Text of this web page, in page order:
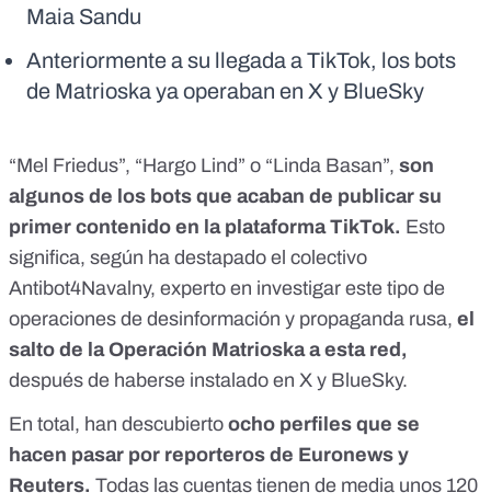
Maia Sandu
Anteriormente a su llegada a TikTok, los bots
de Matrioska ya operaban en X y BlueSky
“Mel Friedus”, “Hargo Lind” o “Linda Basan”, son
algunos de los bots que acaban de publicar su
primer contenido en la plataforma TikTok. Esto
significa, según ha destapado el colectivo
Antibot4Navalny, experto en investigar este tipo de
operaciones de desinformación y propaganda rusa, el
salto de laOperación Matrioskaa esta red,
después de haberse instalado en X y BlueSky.
En total, han descubierto ocho perfiles que se
hacen pasar por reporteros de Euronews y
Reuters. Todas las cuentas tienen de media unos 120